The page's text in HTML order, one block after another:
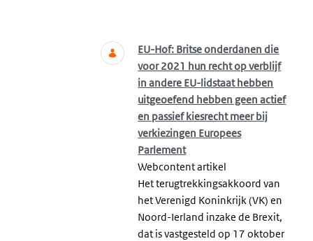
EU-Hof: Britse onderdanen die
voor 2021 hun recht op verblijf
in andere EU-lidstaat hebben
uitgeoefend hebben geen actief
en passief kiesrecht meer bij
verkiezingen Europees
Parlement
Webcontent artikel
Het terugtrekkingsakkoord van
het Verenigd Koninkrijk (VK) en
Noord-Ierland inzake de Brexit,
dat is vastgesteld op 17 oktober